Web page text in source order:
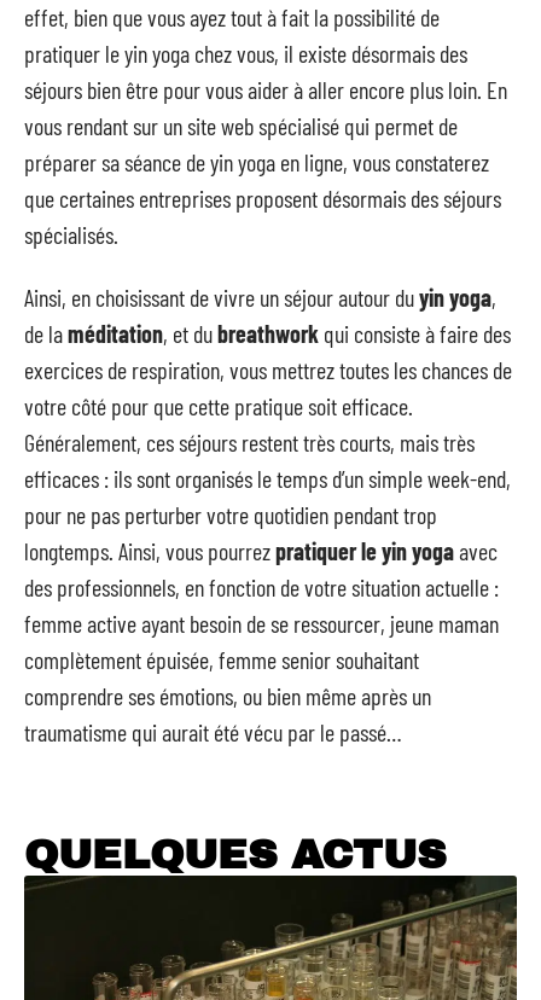
effet, bien que vous ayez tout à fait la possibilité de
pratiquer le yin yoga chez vous, il existe désormais des
séjours bien être pour vous aider à aller encore plus loin. En
vous rendant sur un site web spécialisé qui permet de
préparer sa séance de yin yoga en ligne, vous constaterez
que certaines entreprises proposent désormais des séjours
spécialisés.
Ainsi, en choisissant de vivre un séjour autour duyin yoga,
de laméditation, et dubreathwork qui consiste à faire des
exercices de respiration, vous mettrez toutes les chances de
votre côté pour que cette pratique soit efficace.
Généralement, ces séjours restent très courts, mais très
efficaces : ils sont organisés le temps d’un simple week-end,
pour ne pas perturber votre quotidien pendant trop
longtemps. Ainsi, vous pourrezpratiquer le yin yogaavec
des professionnels, en fonction de votre situation actuelle :
femme active ayant besoin de se ressourcer, jeune maman
complètement épuisée, femme senior souhaitant
comprendre ses émotions, ou bien même après un
traumatisme qui aurait été vécu par le passé…
QUELQUES ACTUS